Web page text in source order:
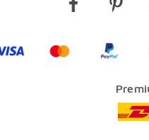
MastercardPayPal